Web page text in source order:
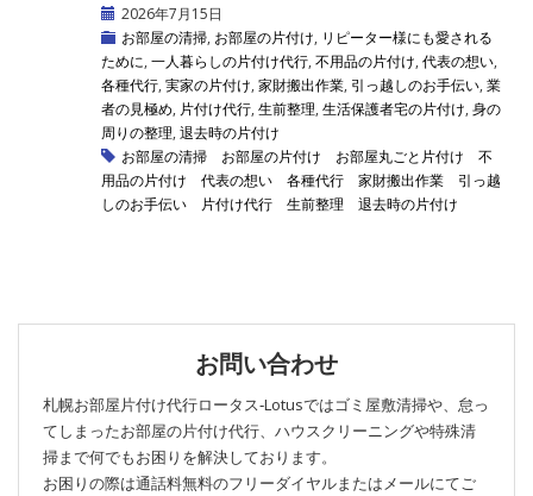
2026年7月15日
お部屋の清掃, お部屋の片付け, リピーター様にも愛される
ために, 一人暮らしの片付け代行, 不用品の片付け, 代表の想い,
各種代行, 実家の片付け, 家財搬出作業, 引っ越しのお手伝い, 業
者の見極め, 片付け代行, 生前整理, 生活保護者宅の片付け, 身の
周りの整理, 退去時の片付け
お部屋の清掃
お部屋の片付け お部屋丸ごと片付け
不
用品の片付け
代表の想い 各種代行 家財搬出作業
引っ越
しのお手伝い
片付け代行 生前整理 退去時の片付け
お問い合わせ
札幌お部屋片付け代行ロータス‐Lotusではゴミ屋敷清掃や、怠っ
てしまったお部屋の片付け代行、ハウスクリーニングや特殊清
掃まで何でもお困りを解決しております。
お困りの際は通話料無料のフリーダイヤルまたはメールにてご